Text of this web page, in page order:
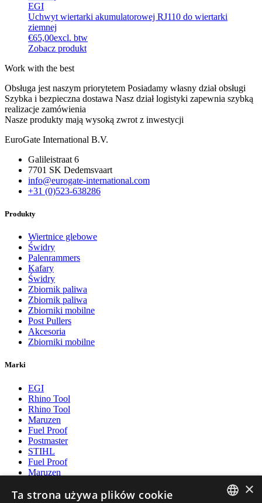
EGI
Uchwyt wiertarki akumulatorowej RJ110 do wiertarki
ziemnej
€65,00excl. btw
Zobacz produkt
Work with the best
Obsługa jest naszym priorytetem Posiadamy własny dział obsługi
Szybka i bezpieczna dostawa Nasz dział logistyki zapewnia szybką
realizacje zamówienia
Nasze produkty mają wysoką zwrot z inwestycji
EuroGate International B.V.
Galileistraat 6
7701 SK Dedemsvaart
info@eurogate-international.com
+31 (0)523-638286
Produkty
Wiertnice glebowe
Świdry
Palenrammers
Kafary
Świdry
Zbiornik paliwa
Zbiornik paliwa
Zbiorniki mobilne
Post Pullers
Akcesoria
Zbiorniki mobilne
Marki
EGI
Rhino Tool
Rhino Tool
Maruzen
Fuel Proof
Postmaster
STIHL
Fuel Proof
Maruzen
×
Ta strona używa plików cookie